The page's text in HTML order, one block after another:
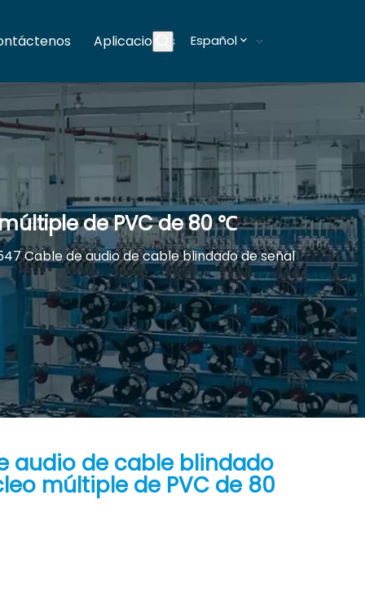
Aplicaciones Blogs
Español
de PVC de 80 ℃
Cable de audio de cable blindado de señal
audio de cable blindado
múltiple de PVC de 80